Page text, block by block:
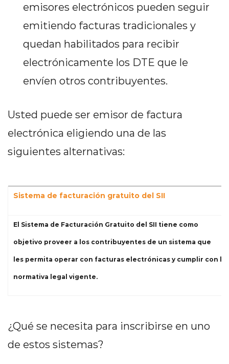
emisores electrónicos pueden seguir
emitiendo facturas tradicionales y
quedan habilitados para recibir
electrónicamente los DTE que le
envíen otros contribuyentes.
Usted puede ser emisor de factura
electrónica eligiendo una de las
siguientes alternativas:
Sistema de facturación gratuito del SII
El Sistema de Facturación Gratuito del SII tiene como
objetivo proveer a los contribuyentes de un sistema que
les permita operar con facturas electrónicas y cumplir con la
normativa legal vigente.
¿Qué se necesita para inscribirse en uno
de estos sistemas?